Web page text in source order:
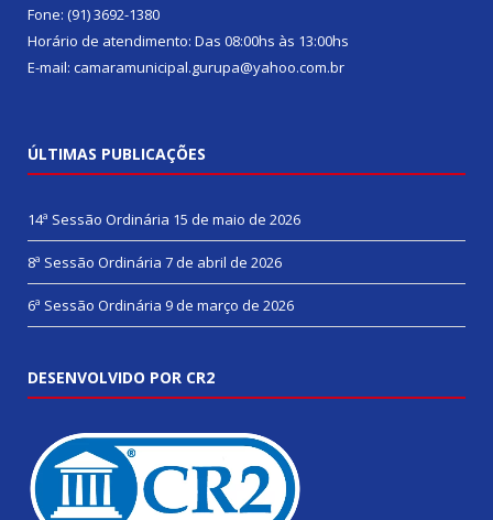
Fone: (91) 3692-1380
Horário de atendimento: Das 08:00hs às 13:00hs
E-mail: camaramunicipal.gurupa@yahoo.com.br
ÚLTIMAS PUBLICAÇÕES
14ª Sessão Ordinária 15 de maio de 2026
8ª Sessão Ordinária 7 de abril de 2026
6ª Sessão Ordinária 9 de março de 2026
DESENVOLVIDO POR CR2